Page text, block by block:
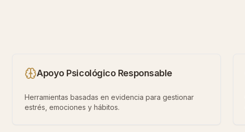
Apoyo Psicológico Responsable
Herramientas basadas en evidencia para gestionar
estrés, emociones y hábitos.